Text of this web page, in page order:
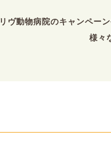
リヴ動物病院のキャンペー
様々